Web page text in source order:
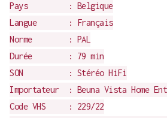
Pays : Belgique
Langue : Français
Norme : PAL
Durée : 79 min
SON : Stéréo HiFi
Importateur : Beuna Vista Home
Code VHS : 229/22